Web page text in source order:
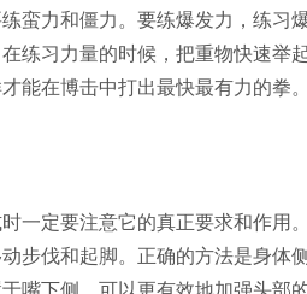
蛮力和僵力。要练爆发力，练习
练习力量的时候，把重物快速举
能在博击中打出最快最有力的拳。
一定要注意它的真正要求和作用
步伐和起脚。正确的方法是身体
嘴下侧，可以更有效地加强头部